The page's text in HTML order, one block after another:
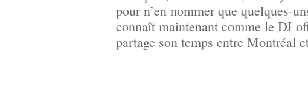
pour n’en nommer que quelques-
connaît maintenant comme le DJ
partage son temps entre Montréal